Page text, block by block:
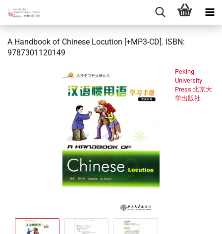
A Handbook of Chinese Locution [+MP3-CD]. ISBN:
9787301120149
Peking
University
Press 北京大
学出版社